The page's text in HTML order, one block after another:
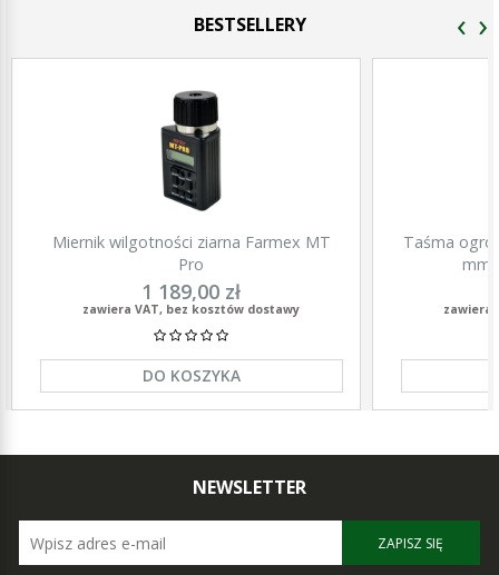
BESTSELLERY
Miernik wilgotności ziarna Farmex MT
Pro
1 189,00 zł
zawiera VAT, bez kosztów dostawy
DO KOSZYKA
Taśma
mm,
zawiera
‹ ›
NEWSLETTER
ZAPISZ SIĘ